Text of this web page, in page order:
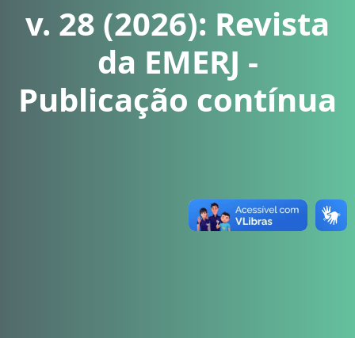
v. 28 (2026): Revista
da EMERJ -
Publicação contínua